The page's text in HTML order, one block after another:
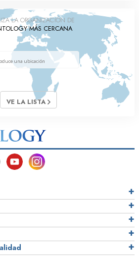
LA ORGANIZACIÓN DE
MÁS CERCANA
VE LA LISTA